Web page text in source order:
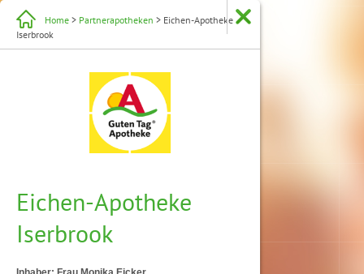
Home > Partnerapotheken > Eichen-Apotheke
Iserbrook
Eichen-Apotheke
Iserbrook